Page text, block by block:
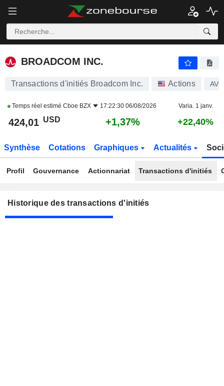
BROADCOM INC.
BROADCOM INC.
Transactions d'initiés Broadcom Inc. Actions
Temps réel estimé Cboe BZX 17:22:30 06/08/2026 Varia. 1 janv.
424,01 USD +1,37% +22,40%
Synthèse Cotations Graphiques Actualités
Profil Gouvernance Actionnariat Transactions d'initiés
Historique des transactions d'initiés